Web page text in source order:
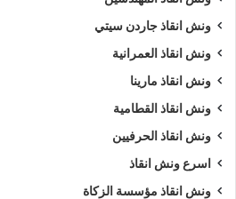
ونش انقاذ جاردن سيتي
ونش انقاذ العمرانية
ونش انقاذ مارينا
ونش انقاذ القطامية
ونش انقاذ الحرفيين
اسرع ونش انقاذ
ونش انقاذ مؤسسة الزكاة